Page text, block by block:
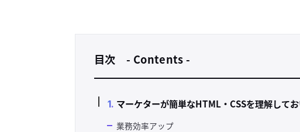
目次 - Contents -
マーケターが簡単なHTML・CSSを理解して
業務効率アップ